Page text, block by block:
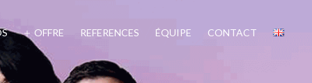
OFFRE REFERENCES ÉQUIPE CONTACT